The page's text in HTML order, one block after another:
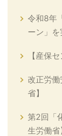
令和8年
ーン」を
【産保
改正労
省】
第2回「
生労働省